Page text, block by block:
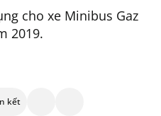
cho xe Minibus Gaz
2019.
kết